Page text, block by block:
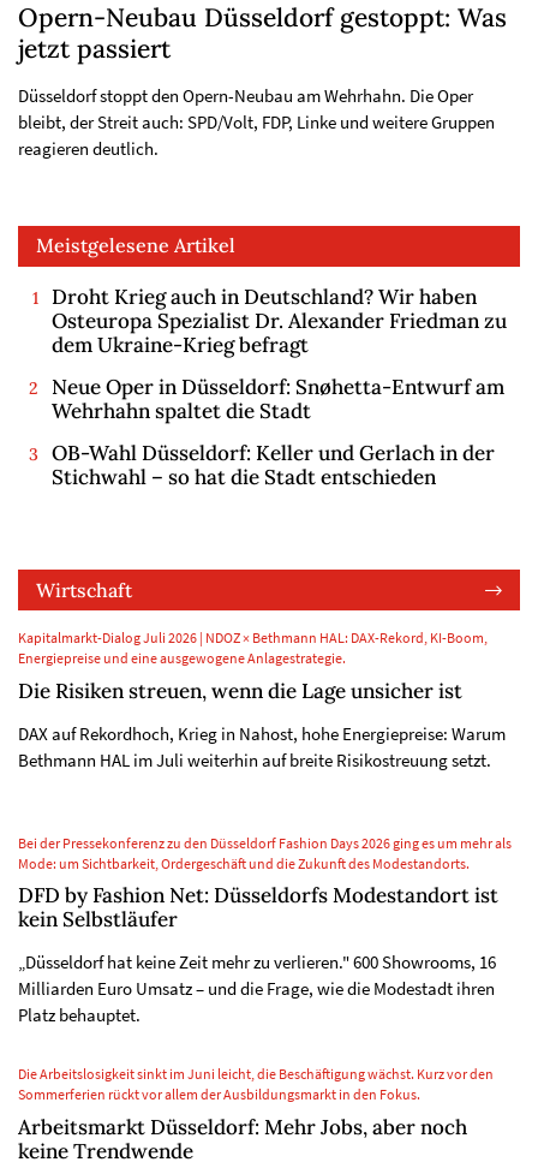
Opern-Neubau Düsseldorf gestoppt: Was
jetzt passiert
Düsseldorf stoppt den Opern-Neubau am Wehrhahn. Die Oper
bleibt, der Streit auch: SPD/Volt, FDP, Linke und weitere Gruppen
reagieren deutlich.
Meistgelesene Artikel
Droht Krieg auch in Deutschland? Wir haben
Osteuropa Spezialist Dr. Alexander Friedman zu
dem Ukraine-Krieg befragt
Neue Oper in Düsseldorf: Snøhetta-Entwurf am
Wehrhahn spaltet die Stadt
OB-Wahl Düsseldorf: Keller und Gerlach in der
Stichwahl – so hat die Stadt entschieden
Wirtschaft
Kapitalmarkt-Dialog Juli 2026 | NDOZ × Bethmann HAL: DAX-Rekord, KI-Boom,
Energiepreise und eine ausgewogene Anlagestrategie.
Die Risiken streuen, wenn die Lage unsicher ist
DAX auf Rekordhoch, Krieg in Nahost, hohe Energiepreise: Warum
Bethmann HAL im Juli weiterhin auf breite Risikostreuung setzt.
Bei der Pressekonferenz zu den Düsseldorf Fashion Days 2026 ging es um mehr als
Mode: um Sichtbarkeit, Ordergeschäft und die Zukunft des Modestandorts.
DFD by Fashion Net: Düsseldorfs Modestandort ist
kein Selbstläufer
„Düsseldorf hat keine Zeit mehr zu verlieren." 600 Showrooms, 16
Milliarden Euro Umsatz – und die Frage, wie die Modestadt ihren
Platz behauptet.
Die Arbeitslosigkeit sinkt im Juni leicht, die Beschäftigung wächst. Kurz vor den
Sommerferien rückt vor allem der Ausbildungsmarkt in den Fokus.
Arbeitsmarkt Düsseldorf: Mehr Jobs, aber noch
keine Trendwende